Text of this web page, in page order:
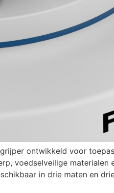
ontwikkeld voor
voedselveilige materialen
in drie maten en